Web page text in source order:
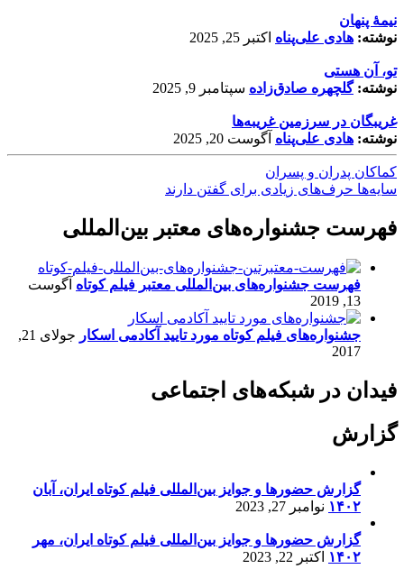
نیمۀ پنهان
نوشته: هادی علی‌پناه اکتبر 25, 2025
تو، آن هستی
نوشته:گلچهره صادق‌زاده سپتامبر 9, 2025
غریبگان در سرزمین غریبه‌ها
نوشته: هادی علی‌پناه آگوست 20, 2025
کماکان پدران و پسران
سایه‌ها حرف‌های زیادی برای گفتن دارند
فهرست جشنواره‌های معتبر بین‌المللی
فهرست جشنواره‌های بین‌المللی معتبر فیلم کوتاه آگوست
13, 2019
جشنواره‌های فیلم کوتاه مورد تایید آکادمی اسکار
جولای 21,
2017
فیدان در شبکه‌های اجتماعی
گزارش
گزارش حضورها و جوایز بین‌المللی فیلم کوتاه ایران، آبان
۱۴۰۲ نوامبر 27, 2023
گزارش حضورها و جوایز بین‌المللی فیلم کوتاه ایران، مهر
۱۴۰۲ اکتبر 22, 2023